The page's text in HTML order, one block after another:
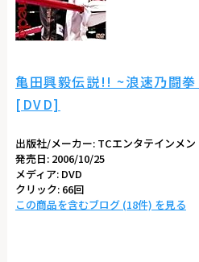
亀田興毅伝説!! ~浪速乃闘
[DVD]
出版社/メーカー:TCエンタテインメン
発売日:2006/10/25
メディア:DVD
クリック: 66回
この商品を含むブログ (18件) を見る